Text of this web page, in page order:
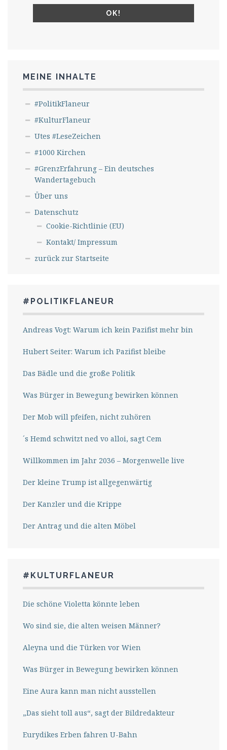
MEINE INHALTE
#PolitikFlaneur
#KulturFlaneur
Utes #LeseZeichen
#1000 Kirchen
#GrenzErfahrung – Ein deutsches
Wandertagebuch
Über uns
Datenschutz
Cookie-Richtlinie (EU)
Kontakt/ Impressum
zurück zur Startseite
#POLITIKFLANEUR
Andreas Vogt: Warum ich kein Pazifist mehr bin
Hubert Seiter: Warum ich Pazifist bleibe
Das Bädle und die große Politik
Was Bürger in Bewegung bewirken können
Der Mob will pfeifen, nicht zuhören
´s Hemd schwitzt ned vo alloi, sagt Cem
Willkommen im Jahr 2036 – Morgenwelle live
Der kleine Trump ist allgegenwärtig
Der Kanzler und die Krippe
Der Antrag und die alten Möbel
#KULTURFLANEUR
Die schöne Violetta könnte leben
Wo sind sie, die alten weisen Männer?
Aleyna und die Türken vor Wien
Was Bürger in Bewegung bewirken können
Eine Aura kann man nicht ausstellen
„Das sieht toll aus“, sagt der Bildredakteur
Eurydikes Erben fahren U-Bahn